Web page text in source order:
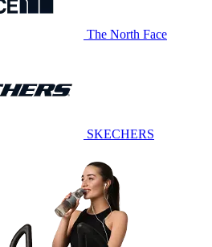
The North Face
SKECHERS